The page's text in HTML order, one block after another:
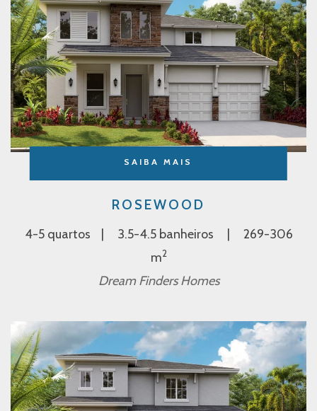
SAIBA MAIS
ROSEWOOD
4-5 quartos 3.5-4.5 banheiros
269-306
m2
Dream Finders Homes